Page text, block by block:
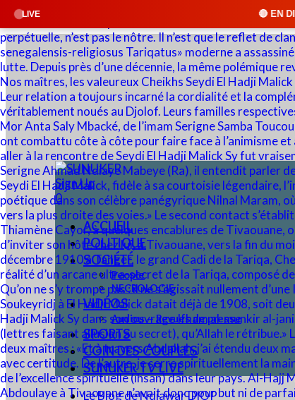
LIVE 🔴 EN DIRECT :
Sign Up
0
ACCUEIL
POLITIQUE
SOCIÉTÉ
People
NECROLOGIE
VIDÉOS
Audios – Revues de presse
SPORTS
COIN DES COUPLES
SUNUKER TV LIVE
Le Blog de Ndiawar DIOP